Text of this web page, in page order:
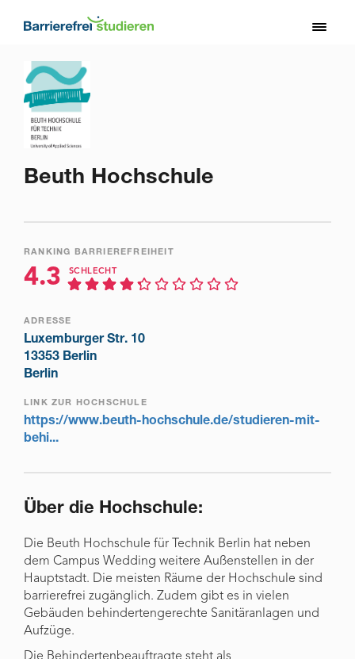
Beuth Hochschule
RANKING BARRIEREFREIHEIT
4.3 SCHLECHT
ADRESSE
Luxemburger Str. 10
13353 Berlin
Berlin
LINK ZUR HOCHSCHULE
https://www.beuth-hochschule.de/studieren-mit-
behi...
Über die Hochschule:
Die Beuth Hochschule für Technik Berlin hat neben
dem Campus Wedding weitere Außenstellen in der
Hauptstadt. Die meisten Räume der Hochschule sind
barrierefrei zugänglich. Zudem gibt es in vielen
Gebäuden behindertengerechte Sanitäranlagen und
Aufzüge.